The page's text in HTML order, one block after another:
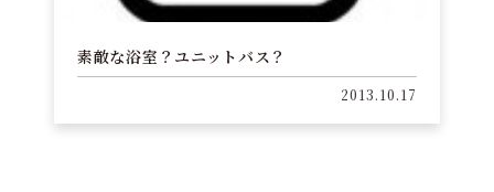
素敵な浴室？ユニットバス？
2013.10.17